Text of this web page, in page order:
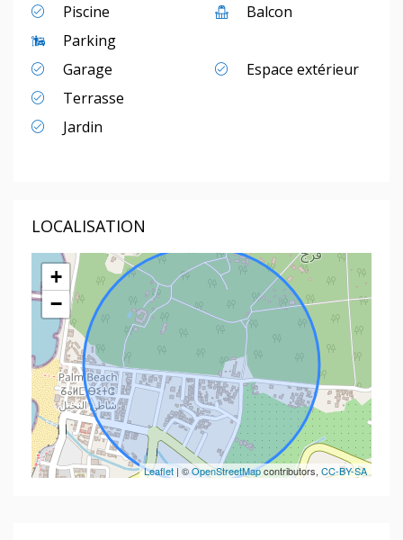
Piscine
Balcon
Parking
Garage
Espace extérieur
Terrasse
Jardin
LOCALISATION
+
−
Leaflet | ©OpenStreetMapcontributors, CC-BY-SA